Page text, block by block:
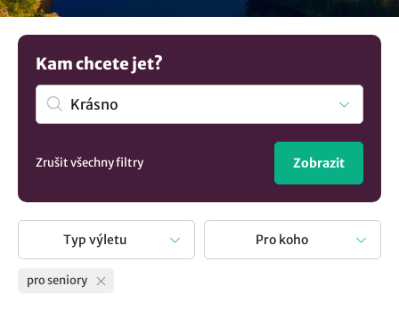
aktivní, cestování vám pomůže rozšiřovat vaše obzory a
udržovat mentální i fyzickou aktivitu.
Kam chcete jet?
Zrušit všechny filtry Zobrazit
Typ výletu Pro koho
pro seniory